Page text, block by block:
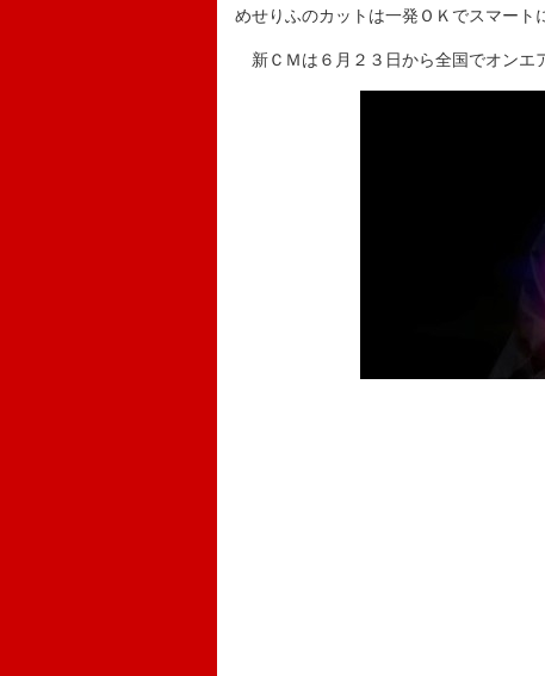
めせりふのカットは一発ＯＫでスマート
新ＣＭは６月２３日から全国でオンエ